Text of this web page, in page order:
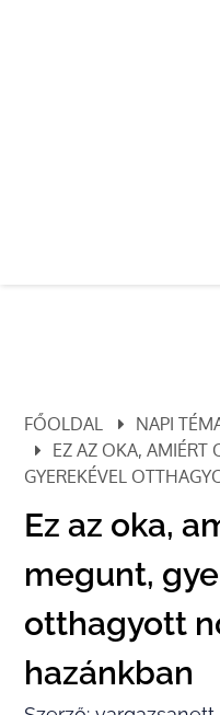
FŐOLDAL
NAPI
EZ AZ OKA, AMIÉRT
GYEREKÉVEL
Ez az oka,
megunt,
otthagyott
hazánkban